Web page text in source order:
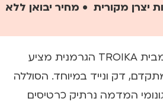
יצרן מקורית • מחיר יבואן ללא
ה-CHARGE CARD מבית TROIKA הגרמנית מציע
דק ונייד במיוחד. הסוללה
המדמה נרתיק כרטיסים